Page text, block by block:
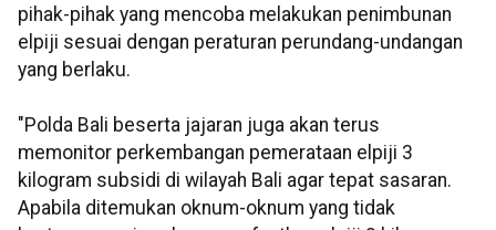
pihak-pihak yang mencoba melakukan penimbunan
elpiji sesuai dengan peraturan perundang-undangan
yang berlaku.
"Polda Bali beserta jajaran juga akan terus
memonitor perkembangan pemerataan elpiji 3
kilogram subsidi di wilayah Bali agar tepat sasaran.
Apabila ditemukan oknum-oknum yang tidak